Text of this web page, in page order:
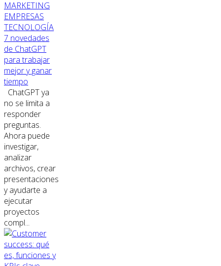
MARKETING
EMPRESAS
TECNOLOGÍA
7 novedades
de ChatGPT
para trabajar
mejor y ganar
tiempo
ChatGPT ya
no se limita a
responder
preguntas.
Ahora puede
investigar,
analizar
archivos, crear
presentaciones
y ayudarte a
ejecutar
proyectos
compl...